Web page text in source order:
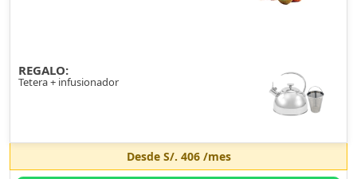
REGALO:
Tetera + infusionador
Desde S/. 406/mes